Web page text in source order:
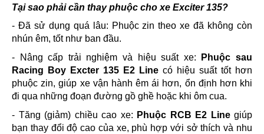
Tại sao phải cần thay phuộc cho xe Exciter 135?
- Đã sử dụng quá lâu: Phuộc zin theo xe đã không còn
nhún êm, tốt như ban đầu.
- Nâng cấp trải nghiệm và hiệu suất xe:
Phuộc sau
Racing Boy Excter 135 E2 Line có hiệu suất tốt hơn
phuộc zin, giúp xe vận hành êm ái hơn, ổn định hơn khi
đi qua những đoạn đường gồ ghề hoặc khi ôm cua.
- Tăng (giảm) chiều cao xe: Phuộc RCB E2 Linegiúp
bạn thay đổi độ cao của xe, phù hợp với sở thích và nhu